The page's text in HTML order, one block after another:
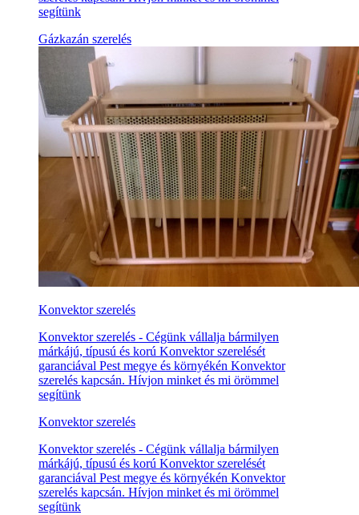
segítünk
Gázkazán szerelés
Konvektor szerelés
Konvektor szerelés - Cégünk vállalja bármilyen
márkájú, típusú és korú Konvektor szerelését
garanciával Pest megye és környékén Konvektor
szerelés kapcsán. Hívjon minket és mi örömmel
segítünk
Konvektor szerelés
Konvektor szerelés - Cégünk vállalja bármilyen
márkájú, típusú és korú Konvektor szerelését
garanciával Pest megye és környékén Konvektor
szerelés kapcsán. Hívjon minket és mi örömmel
segítünk